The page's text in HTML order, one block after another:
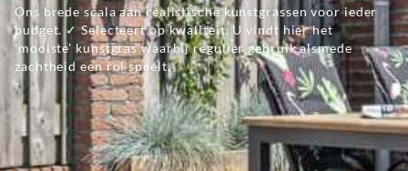
Ons brede scala aan realistische kunstgrassen voor ieder
budget. ✓ Selecteert op kwaliteit. U vindt hier het
'mooiste' kunstgras waarbij regulier gebruik alsmede
zachtheid een rol speelt.